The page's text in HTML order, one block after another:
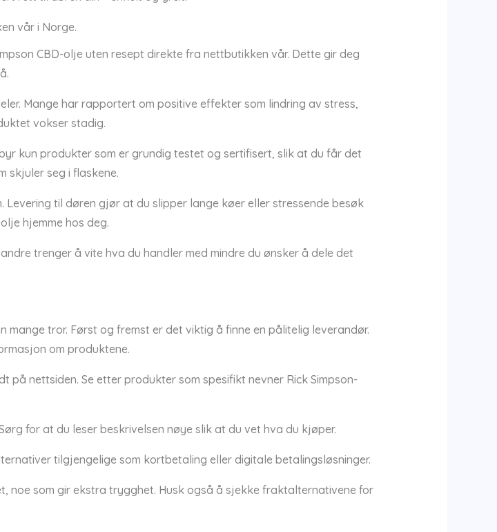
vår i Norge.
CBD-olje uten resept direkte fra nettbutikken vår. Dette gir deg
Mange har rapportert om positive effekter som lindring av stress,
vokser stadig.
kun produkter som er grundig testet og sertifisert, slik at du får det
skjuler seg i flaskene.
til døren gjør at du slipper lange køer eller stressende besøk
hjemme hos deg.
trenger å vite hva du handler med mindre du ønsker å dele det
mange tror. Først og fremst er det viktig å finne en pålitelig leverandør.
om produktene.
på nettsiden. Se etter produkter som spesifikt nevner Rick Simpson-
for at du leser beskrivelsen nøye slik at du vet hva du kjøper.
tilgjengelige som kortbetaling eller digitale betalingsløsninger.
noe som gir ekstra trygghet. Husk også å sjekke fraktalternativene for